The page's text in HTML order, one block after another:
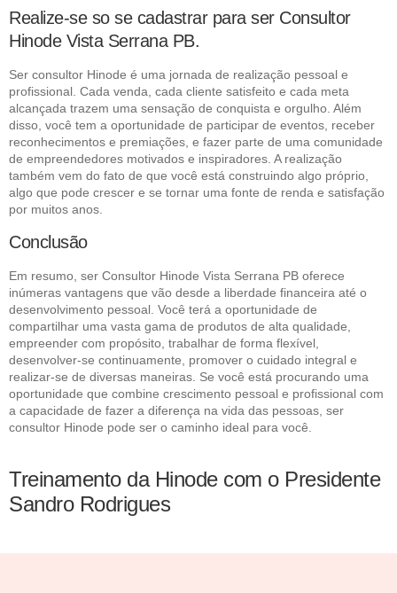
Realize-se so se cadastrar para ser Consultor
Hinode Vista Serrana PB.
Ser consultor Hinode é uma jornada de realização pessoal e
profissional. Cada venda, cada cliente satisfeito e cada meta
alcançada trazem uma sensação de conquista e orgulho. Além
disso, você tem a oportunidade de participar de eventos, receber
reconhecimentos e premiações, e fazer parte de uma comunidade
de empreendedores motivados e inspiradores. A realização
também vem do fato de que você está construindo algo próprio,
algo que pode crescer e se tornar uma fonte de renda e satisfação
por muitos anos.
Conclusão
Em resumo, ser Consultor Hinode Vista Serrana PB oferece
inúmeras vantagens que vão desde a liberdade financeira até o
desenvolvimento pessoal. Você terá a oportunidade de
compartilhar uma vasta gama de produtos de alta qualidade,
empreender com propósito, trabalhar de forma flexível,
desenvolver-se continuamente, promover o cuidado integral e
realizar-se de diversas maneiras. Se você está procurando uma
oportunidade que combine crescimento pessoal e profissional com
a capacidade de fazer a diferença na vida das pessoas, ser
consultor Hinode pode ser o caminho ideal para você.
Treinamento da Hinode com o Presidente
Sandro Rodrigues